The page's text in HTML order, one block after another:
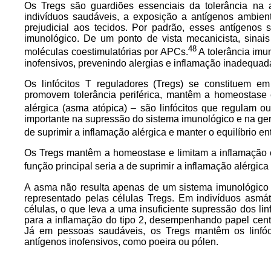
Os Tregs são guardiões essenciais da tolerância na
indivíduos saudáveis, a exposição a antígenos
prejudicial aos tecidos. Por padrão, esses antígenos
imunológico. De um ponto de vista mecanicista,
moléculas coestimulatórias por APCs.48A tolerância
inofensivos, prevenindo alergias e inflamação
Os linfócitos T reguladores (Tregs) se constituem
promovem tolerância periférica, mantêm a
alérgica (asma atópica) – são linfócitos que regulam
importante na supressão do sistema imunológico e na
de suprimir a inflamação alérgica e manter o equilíbrio
Os Tregs mantêm a homeostase e limitam a
função principal seria a de suprimir a inflamação
A asma não resulta apenas de um sistema
representado pelas células Tregs. Em indivíduos
células, o que leva a uma insuficiente supressão dos
para a inflamação do tipo 2, desempenhando papel
Já em pessoas saudáveis, os Tregs mantêm os
antígenos inofensivos, como poeira ou pólen.